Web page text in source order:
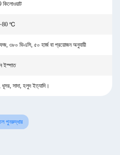
কিলোওয়াট
℃
৩৮০ ভিএসি, ৫০ হার্জ বা প্রয়োজন অনুযায়ী
ইস্পাত
ধূসর, সাদা, হলুদ ইত্যাদি।
পুনরুদ্ধার